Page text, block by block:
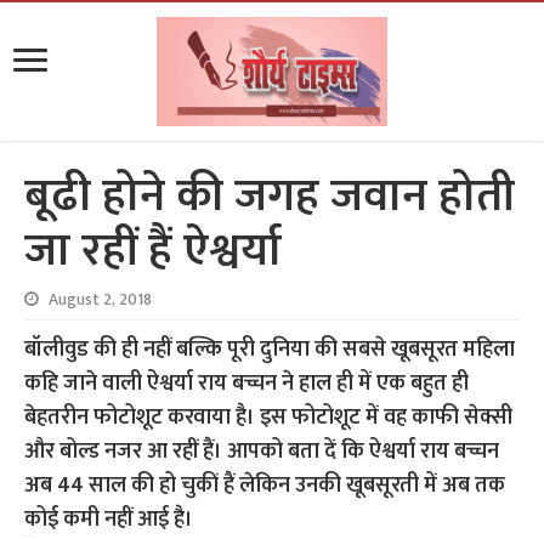
बूढी होने की जगह जवान होती
जा रहीं हैं ऐश्वर्या
August 2, 2018
बॉलीवुड की ही नहीं बल्कि पूरी दुनिया की सबसे खूबसूरत महिला
कहि जाने वाली ऐश्वर्या राय बच्चन ने हाल ही में एक बहुत ही
बेहतरीन फोटोशूट करवाया है। इस फोटोशूट में वह काफी सेक्सी
और बोल्ड नजर आ रहीं हैं। आपको बता दें कि ऐश्वर्या राय बच्चन
अब 44 साल की हो चुकीं हैं लेकिन उनकी खूबसूरती में अब तक
कोई कमी नहीं आई है।